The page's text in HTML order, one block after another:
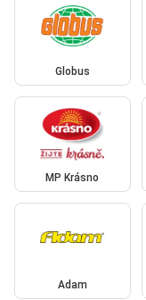
Globus
MP Krásno
Adam